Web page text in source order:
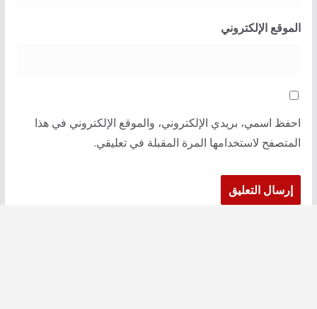
الموقع الإلكتروني
احفظ اسمي، بريدي الإلكتروني، والموقع الإلكتروني في هذا
المتصفح لاستخدامها المرة المقبلة في تعليقي.